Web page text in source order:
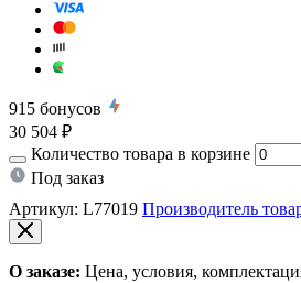
915 бонусов
30 504 ₽
Количество товара в корзине
Под заказ
Артикул: L77019 Производитель
О заказе: Цена, условия,